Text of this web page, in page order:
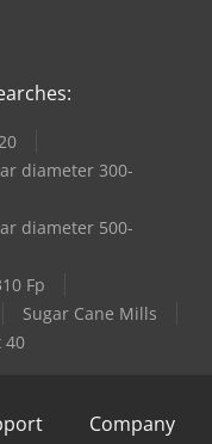
diameter 300-
diameter 500-
Fp
Sugar Cane Mills
40
Company